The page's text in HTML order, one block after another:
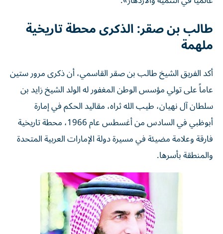
طالب بن صقر: الذكرى محطة تاريخية
ملهمة
أكد الفريق الشيخ طالب بن صقر القاسمي، أن ذكرى مرور ستين
عاماً على تولي مؤسس الوطن المغفور له الولد الشيخ زايد بن
سلطان آل نهيان، طيب الله ثراه، مقاليد الحكم في إمارة
أبوظبي في السادس من أغسطس عام 1966، محطة تاريخية
فارقة وعلامة مضيئة في مسيرة دولة الإمارات العربية المتحدة
والمنطقة بأسرها.